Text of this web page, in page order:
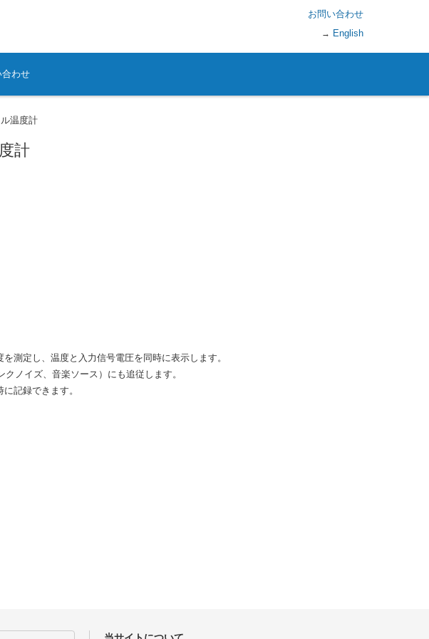
お問い合わせ
→ English
合わせ
温度計
計
測定し、温度と入力信号電圧を同時に表示します。
ノイズ、音楽ソース）にも追従します。
記録できます。